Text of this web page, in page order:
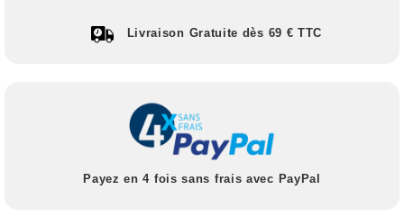
Livraison Gratuite dès 69 € TTC
Payez en 4 fois sans frais avec PayPal